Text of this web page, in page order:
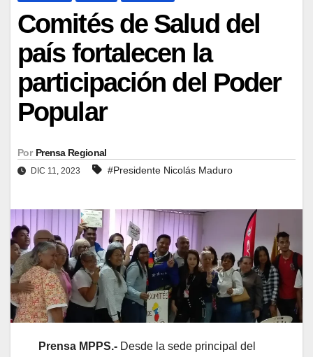
Comités de Salud del
país fortalecen la
participación del Poder
Popular
Por Prensa Regional
DIC 11, 2023 #Presidente Nicolás Maduro
Prensa MPPS.- Desde la sede principal del